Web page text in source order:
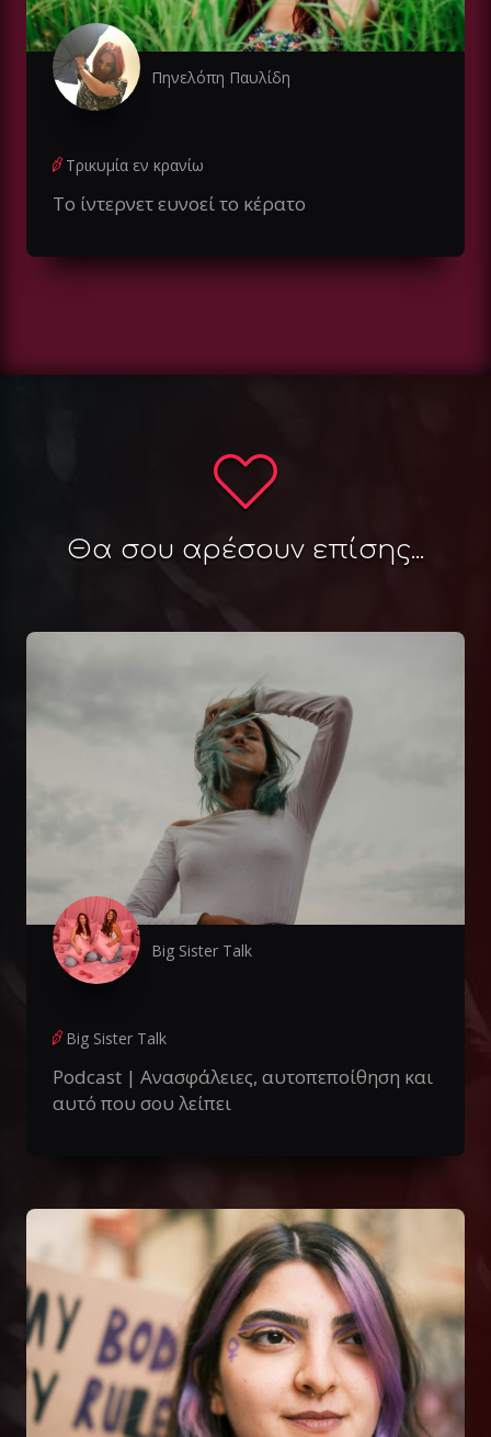
Πηνελόπη Παυλίδη
Τρικυμία εν κρανίω
Το ίντερνετ ευνοεί το κέρατο
Θα σου αρέσουν επίσης...
Big Sister Talk
Big Sister Talk
Podcast | Ανασφάλειες, αυτοπεποίθηση και
αυτό που σου λείπει